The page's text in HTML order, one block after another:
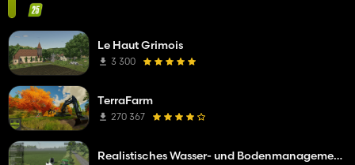
Le Haut Grimois
3 300
TerraFarm
270 367
Realistisches Wasser- und Bodenmanagement (RWSM)